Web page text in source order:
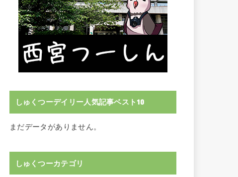
しゅくつーデイリー人気記事ベスト10
まだデータがありません。
しゅくつーカテゴリ